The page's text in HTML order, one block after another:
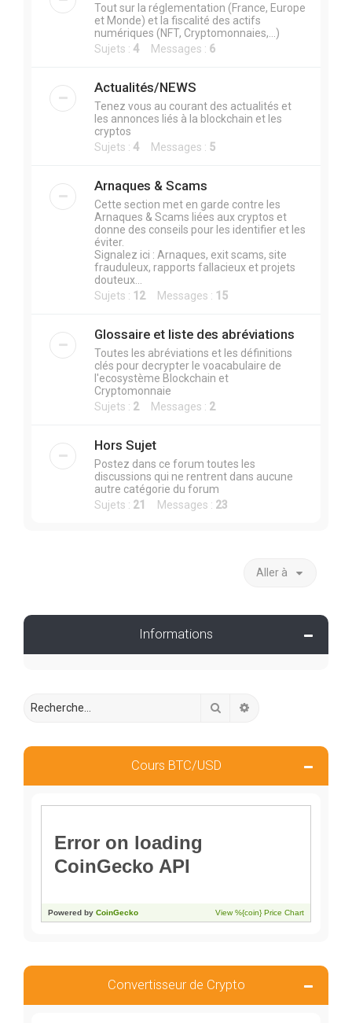
Tout sur la réglementation (France, Europe
et Monde) et la fiscalité des actifs
numériques (NFT, Cryptomonnaies,...)
Sujets : 4 Messages : 6
Actualités/NEWS
Tenez vous au courant des actualités et
les annonces liés à la blockchain et les
cryptos
Sujets : 4 Messages : 5
Arnaques & Scams
Cette section met en garde contre les
Arnaques & Scams liées aux cryptos et
donne des conseils pour les identifier et les
éviter.
Signalez ici : Arnaques, exit scams, site
frauduleux, rapports fallacieux et projets
douteux...
Sujets : 12Messages : 15
Glossaire et liste des abréviations
Toutes les abréviations et les définitions
clés pour decrypter le voacabulaire de
l'ecosystème Blockchain et
Cryptomonnaie
Sujets : 2Messages : 2
Hors Sujet
Postez dans ce forum toutes les
discussions qui ne rentrent dans aucune
autre catégorie du forum
Sujets : 21 Messages : 23
Aller à
Informations
Rechercher
Cours BTC/USD
Convertisseur de Crypto